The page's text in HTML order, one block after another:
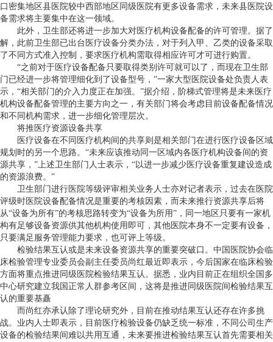
口密集地区县医院较中西部地区同级医院有更多设备需求，未来县医院设
备需求将主要集中在这一领域。
此外，卫生部还将进一步加大对医疗机构设备配备的许可管理。据了
解，此前卫生部已出台医疗设备分类办法，对于列入甲、乙类的设备采取
了不同方式准入控制，要求医疗机构需取得相应许可才可进行购置。
“之前对于医疗设备配备只要取得类别许可就可以了，而现在卫生部
门已经进一步将管理细化到了设备型号，”一家大型医院设备处负责人表
示，“相关部门的介入力度正在加强。”据介绍，阶梯式管理将是未来医疗
机构设备配备管理的主要方向之一，有关部门将会考虑目前设备配备情况
和不同机构需求，进一步细化管理层次。
将推医疗资源设备共享
医疗设备在不同医疗机构间的共享则是相关部门在进行医疗设备区域
规划时的另一个思路。“未来应该推动同一区域内各医疗机构设备间的资
源共享，”上述卫生部门人士表示，“以进一步减少医疗设备重复建设造成
的资源浪费。”
卫生部门进行医院等级评审相关业务人士亦对记者表示，过去在医院
评级时医院设备配备情况是重要的考核因素，而未来推行资源共享后将
从“设备为所有”的考核思路转变为“设备为所用”，同一地区只要有一家机
构有足够设备资源供其他机构使用即可，其他医院本身不一定要有设备，
只要满足服务管理能力要求，也可评上等级。
检验结果互认或是未来设备资源共享的重要突破口。中国医院协会临
床检验管理专业委员会副主任委员尚红最近即表示，今后国家在临床检验
方面将重点推进同级医院检验结果互认。据悉，业内目前正在组织全国多
中心研究建立我国正常人群参考区间，这将是推进同级医院间检验结果互
认的重要基矗
而尚红亦承认除了理论研究外，目前在推动结果互认还存在许多挑
战。业内人士即表示，目前医疗检验设备仍缺乏统一标准，不同公司生产
设备的检验结果间难以共用互通，未来要推进检验结果互认首先需要相关